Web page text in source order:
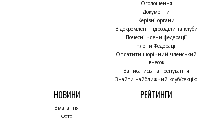
Оголошення
Документи
Керівні органи
Відокремлені підрозділи та клуби
Почесні члени федерації
Члени Федерації
Оплатити щорічний членський
внесок
Записатись на тренування
Знайти найближчий клуб/секцію
НОВИНИ
Змагання
Фото
РЕЙТИНГИ